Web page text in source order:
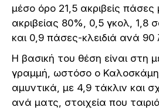
μέσο όρο 21,5 ακριβείς
ακριβείας 80%, 0,5 γκολ, 1,8
και 0,9 πάσες-κλειδιά ανά 90
Η βασική του θέση είναι στη
γραμμή, ωστόσο ο
αμυντικά, με 4,9 τάκλιν και
ανά ματς, στοιχεία που